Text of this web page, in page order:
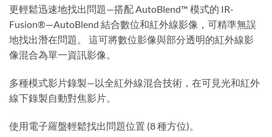
更輕鬆迅速地找出問題—搭配 AutoBlend™ 模式的 IR-
Fusion®—AutoBlend 結合數位和紅外線影像，可精準無誤
地找出潛在問題。 這可將數位影像與部分透明的紅外線影
像混合為單一資訊影像。
多種模式影片錄製—以全紅外線混合技術，在可見光和紅外
線下錄製自動對焦影片。
使用電子羅盤輕鬆找出問題位置 (8 種方位)。